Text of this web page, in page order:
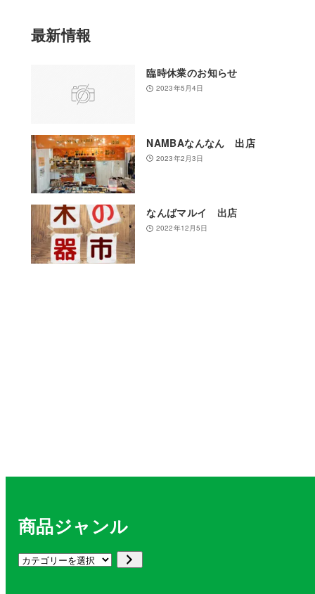
最新情報
臨時休業のお知らせ
2023年5月4日
NAMBAなんなん 出店
2023年2月3日
なんばマルイ 出店
2022年12月5日
商品ジャンル
カ